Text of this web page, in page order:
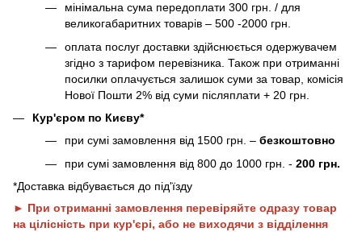
мінімальна сума передоплати 300 грн. / для
великогабаритних товарів – 500 -2000 грн.
оплата послуг доставки здійснюється одержувачем
згідно з тарифом перевізника. Також при отриманні
посилки оплачується залишок суми за товар, комісія
Нової Пошти 2% від суми післяплати + 20 грн.
Кур'єром по Києву*
при сумі замовлення від 1500 грн. – безкоштовно
при сумі замовлення від 800 до 1000 грн. - 200 грн.
*Доставка відбувається до під'їзду
► При отриманні замовлення перевіряйте одразу товар
на цілісність при кур'єрі, або не виходячи з відділення